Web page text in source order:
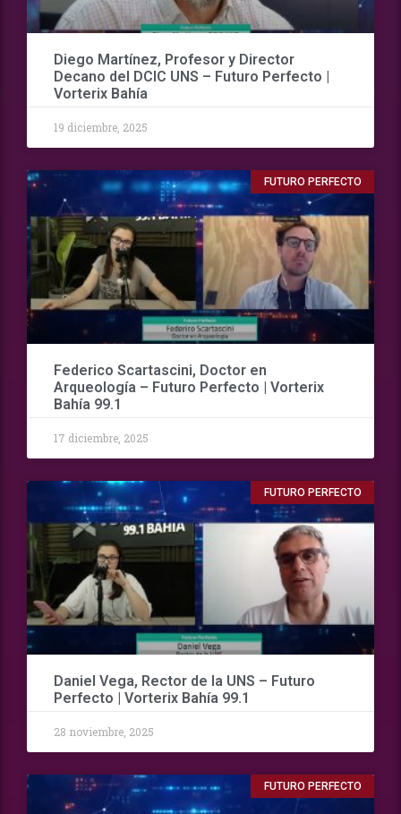
Diego Martínez, Profesor y Director
Decano del DCIC UNS – Futuro Perfecto |
Vorterix Bahía
19 diciembre, 2025
FUTURO PERFECTO
Federico Scartascini, Doctor en
Arqueología – Futuro Perfecto | Vorterix
Bahía 99.1
17 diciembre, 2025
FUTURO PERFECTO
Daniel Vega, Rector de la UNS – Futuro
Perfecto | Vorterix Bahía 99.1
28 noviembre, 2025
FUTURO PERFECTO